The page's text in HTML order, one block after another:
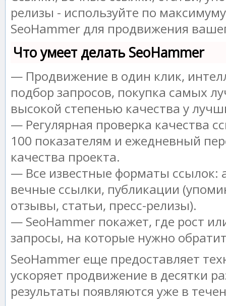
релизы - используйте по
SeoHammer для продвижения
Что умеет делать SeoHammer
— Продвижение в один клик,
подбор запросов, покупка самых
высокой степенью качества у
— Регулярная проверка качества
100 показателям и ежедневный
качества проекта.
— Все известные форматы ссылок:
вечные ссылки, публикации
отзывы, статьи, пресс-релизы).
— SeoHammer покажет, где рост
запросы, на которые нужно
SeoHammer еще предоставляет
ускоряет продвижение в десятки
результаты появляются уже в